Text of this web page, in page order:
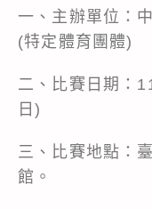
一、主辦單位：
(特定體育團體)
二、比賽日期：
日)
三、比賽地點：
館。